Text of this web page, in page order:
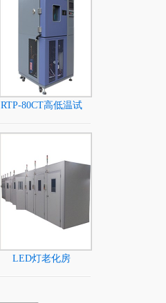
RTP-80CT高低温试
验箱
LED灯老化房